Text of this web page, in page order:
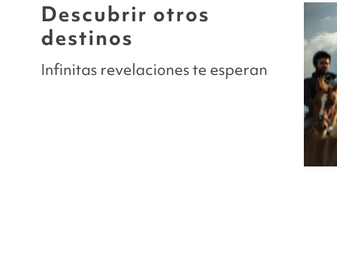
Descubrir otros
destinos
Infinitas revelaciones te esperan